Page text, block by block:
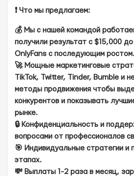
❗️ Что мы предлагаем:
💰 Мы с нашей командой
получили результат с $15,000
OnlyFans с последующим ростом.
🚀 Мощные маркетинговые
TikTok, Twitter, Tinder, Bumble и
методы продвижения чтобы
конкурентов и показывать
рынке.
🔒 Конфиденциальность и
вопросами от профессионалов
🎯 Индивидуальные стратегии и
этапах.
💸 Выплаты 1-2 раза в месяц,